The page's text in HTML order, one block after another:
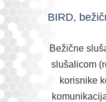
BIRD,
Bežične
slušalicom
korisnike